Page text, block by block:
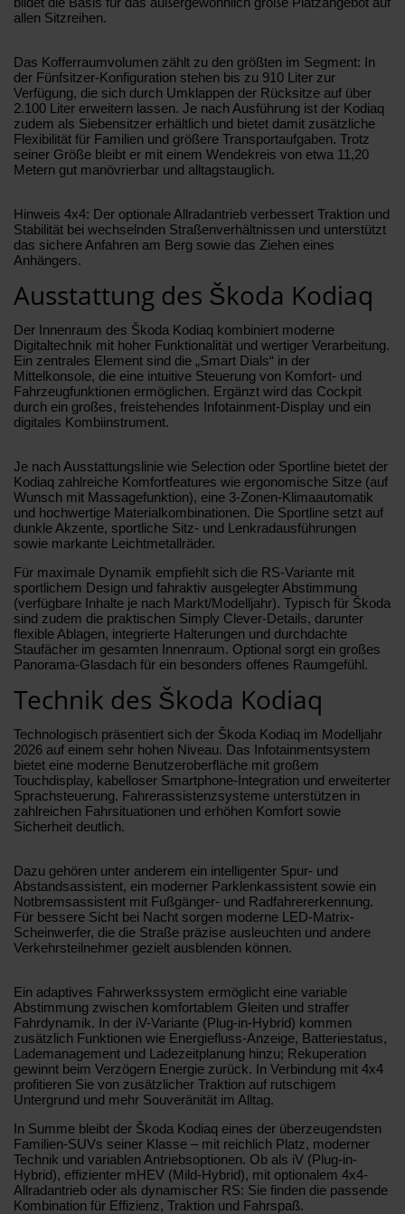
allen Sitzreihen.
Das Kofferraumvolumen zählt zu den größten im Segment: In
der Fünfsitzer-Konfiguration stehen bis zu 910 Liter zur
Verfügung, die sich durch Umklappen der Rücksitze auf über
2.100 Liter erweitern lassen. Je nach Ausführung ist der Kodiaq
zudem als Siebensitzer erhältlich und bietet damit zusätzliche
Flexibilität für Familien und größere Transportaufgaben. Trotz
seiner Größe bleibt er mit einem Wendekreis von etwa 11,20
Metern gut manövrierbar und alltagstauglich.
Hinweis 4x4: Der optionale Allradantrieb verbessert Traktion und
Stabilität bei wechselnden Straßenverhältnissen und unterstützt
das sichere Anfahren am Berg sowie das Ziehen eines
Anhängers.
Ausstattung des Škoda Kodiaq
Der Innenraum des Škoda Kodiaq kombiniert moderne
Digitaltechnik mit hoher Funktionalität und wertiger Verarbeitung.
Ein zentrales Element sind die „Smart Dials“ in der
Mittelkonsole, die eine intuitive Steuerung von Komfort- und
Fahrzeugfunktionen ermöglichen. Ergänzt wird das Cockpit
durch ein großes, freistehendes Infotainment-Display und ein
digitales Kombiinstrument.
Je nach Ausstattungslinie wie Selection oder Sportline bietet der
Kodiaq zahlreiche Komfortfeatures wie ergonomische Sitze (auf
Wunsch mit Massagefunktion), eine 3-Zonen-Klimaautomatik
und hochwertige Materialkombinationen. Die Sportline setzt auf
dunkle Akzente, sportliche Sitz- und Lenkradausführungen
sowie markante Leichtmetallräder.
Für maximale Dynamik empfiehlt sich die RS-Variante mit
sportlichem Design und fahraktiv ausgelegter Abstimmung
(verfügbare Inhalte je nach Markt/Modelljahr). Typisch für Škoda
sind zudem die praktischen Simply Clever-Details, darunter
flexible Ablagen, integrierte Halterungen und durchdachte
Staufächer im gesamten Innenraum. Optional sorgt ein großes
Panorama-Glasdach für ein besonders offenes Raumgefühl.
Technik des Škoda Kodiaq
Technologisch präsentiert sich der Škoda Kodiaq im Modelljahr
2026 auf einem sehr hohen Niveau. Das Infotainmentsystem
bietet eine moderne Benutzeroberfläche mit großem
Touchdisplay, kabelloser Smartphone-Integration und erweiterter
Sprachsteuerung. Fahrerassistenzsysteme unterstützen in
zahlreichen Fahrsituationen und erhöhen Komfort sowie
Sicherheit deutlich.
Dazu gehören unter anderem ein intelligenter Spur- und
Abstandsassistent, ein moderner Parklenkassistent sowie ein
Notbremsassistent mit Fußgänger- und Radfahrererkennung.
Für bessere Sicht bei Nacht sorgen moderne LED-Matrix-
Scheinwerfer, die die Straße präzise ausleuchten und andere
Verkehrsteilnehmer gezielt ausblenden können.
Ein adaptives Fahrwerkssystem ermöglicht eine variable
Abstimmung zwischen komfortablem Gleiten und straffer
Fahrdynamik. In der iV-Variante (Plug-in-Hybrid) kommen
zusätzlich Funktionen wie Energiefluss-Anzeige, Batteriestatus,
Lademanagement und Ladezeitplanung hinzu; Rekuperation
gewinnt beim Verzögern Energie zurück. In Verbindung mit 4x4
profitieren Sie von zusätzlicher Traktion auf rutschigem
Untergrund und mehr Souveränität im Alltag.
In Summe bleibt der Škoda Kodiaq eines der überzeugendsten
Familien-SUVs seiner Klasse – mit reichlich Platz, moderner
Technik und variablen Antriebsoptionen. Ob als iV (Plug-in-
Hybrid), effizienter mHEV (Mild-Hybrid), mit optionalem 4x4-
Allradantrieb oder als dynamischer RS: Sie finden die passende
Kombination für Effizienz, Traktion und Fahrspaß.